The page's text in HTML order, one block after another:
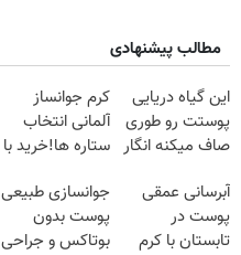
مطالب پیشنهادی
این گیاه دریایی
پوستت رو طوری
صاف میکنه انگار
شدی🔥
کرم جوانساز
آلمانی انتخاب
ستاره ها!خرید با
آبرسانی عمقی
پوست در
تابستان با کرم
جوانسازی طبیعی
پوست بدون
بوتاکس و جراحی